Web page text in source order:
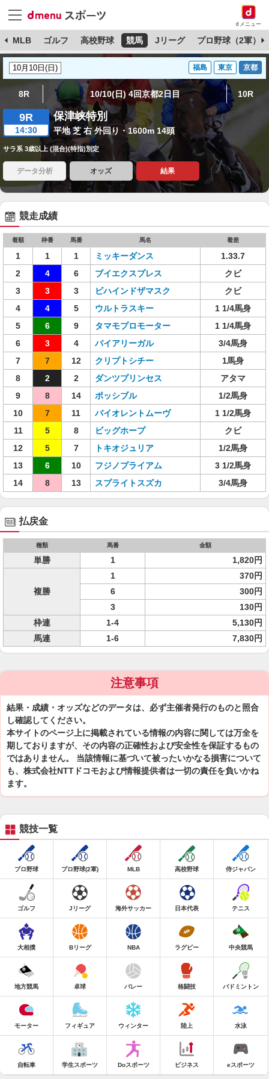
dメニュー
MLB ゴルフ 高校野球 競馬 Jリーグ プロ野球（2軍）
福島 東京 京都
8R 10/10(日) 4回京都2日目 10R
9R
14:30
保津峡特別
平地 芝 右 外回り・1600m 14頭
サラ系 3歳以上 (混合)(特指)別定
データ分析 オッズ 結果
競走成績
着順 枠番 馬番 馬名 着差
1 1 1 ミッキーダンス
1.33.7
2
4 6 ブイエクスプレス
クビ
3
3 3 ビハインドザマスク
クビ
4
4 5 ウルトラスキー
1 1/4馬身
5
6 9 タマモプロモーター
1 1/4馬身
6
3 4 バイアリーガル
3/4馬身
7
7 12 クリプトシチー
1馬身
8
2 2 ダンツプリンセス
アタマ
9
8 14 ポッシブル
1/2馬身
10
7 11 バイオレントムーヴ
1 1/2馬身
11
5 8 ビッグホープ
クビ
12
5 7 トキオジュリア
1/2馬身
13
6 10 フジノプライアム
3 1/2馬身
14
8 13 スプライトスズカ 3/4馬身
払戻金
種類 馬番 金額
単勝 1 1,820円
複勝
1
370円
6
300円
3
130円
枠連
1-4
5,130円
馬連
1-6 7,830円
注意事項
結果・成績・オッズなどのデータは、必ず主催者発行のものと照合
し確認してください。
本サイトのページ上に掲載されている情報の内容に関しては万全を
期しておりますが、その内容の正確性および安全性を保証するもの
ではありません。 当該情報に基づいて被ったいかなる損害について
も、株式会社NTTドコモおよび情報提供者は一切の責任を負いかね
ます。
競技一覧
プロ野球 プロ野球(2軍) MLB 高校野球 侍ジャパン
ゴルフ Jリーグ 海外サッカー 日本代表 テニス
大相撲 Bリーグ NBA ラグビー 中央競馬
地方競馬 卓球 バレー 格闘技 バドミントン
モーター フィギュア ウィンター 陸上 水泳
自転車 学生スポーツ Doスポーツ ビジネス eスポーツ